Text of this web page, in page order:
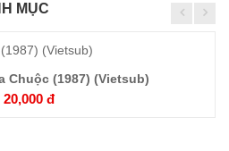
MỤC
Chuộc (1987) (Vietsub)
20,000 đ